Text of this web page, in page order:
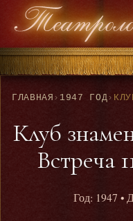
ГЛАВНАЯ › 1947 ГОД›
Клуб
Встреча
Год: 1947 •